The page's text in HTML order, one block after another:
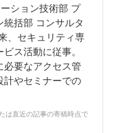
ション技術部 プ
括部 コンサルタ
、セキュリティ専
ス活動に従事。
必要なアクセス管
計やセミナーでの
は直近の記事の寄稿時点で